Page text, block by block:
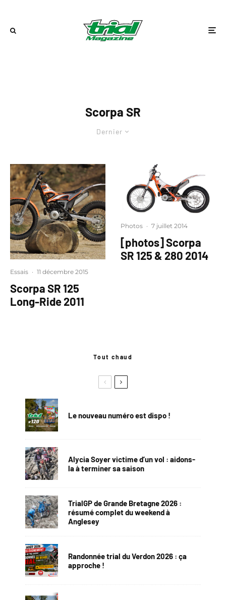
Scorpa SR
Dernier
Essais · 11 décembre 2015
Scorpa SR 125
Long-Ride 2011
Photos · 7 juillet 2014
[photos] Scorpa
SR 125 & 280 2014
Tout chaud
Le nouveau numéro est dispo !
Alycia Soyer victime d’un vol : aidons-
la à terminer sa saison
TrialGP de Grande Bretagne 2026 :
résumé complet du weekend à
Anglesey
Randonnée trial du Verdon 2026 : ça
approche !